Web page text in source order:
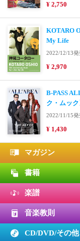
¥ 2,750
KOTARO
My Life
2022/12/13発
¥ 2,970
B-PASS
ク・ムック
2022/11/15発
¥ 1,430
マガジン
書籍
楽譜
音楽教則
CD/DVD/その他